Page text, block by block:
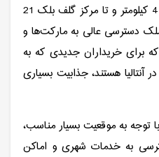
کیلومتر، فرودگاه آنتالیا در فاصله 4 کیلومتر و تا مرکز گلف بلک 21
دسترسی عالی به مارکت‌ها و
برای خریداران جدیدی که به
هستند، جذابیت بسیاری
توجه به موقعیت بسیار مناسب،
به خدمات شهری و اماکن